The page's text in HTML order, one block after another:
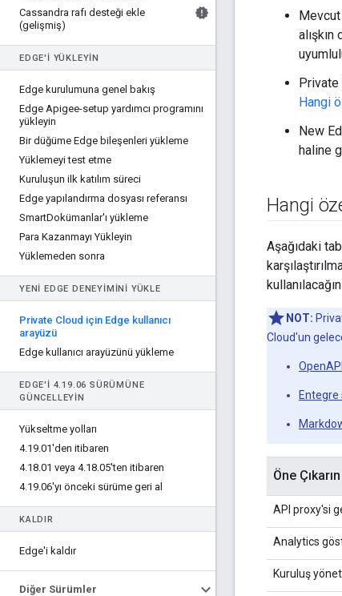
Cassandra rafı desteği ekle
(gelişmiş)
EDGE'I YÜKLEYIN
Edge kurulumuna genel bakış
Edge Apigee-setup yardımcı programını
yükleyin
Bir düğüme Edge bileşenleri yükleme
Yüklemeyi test etme
Kuruluşun ilk katılım süreci
Edge yapılandırma dosyası referansı
SmartDokümanlar'ı yükleme
Para Kazanmayı Yükleyin
Yüklemeden sonra
YENI EDGE DENEYIMINI YÜKLE
Private Cloud için Edge kullanıcı
arayüzü
Edge kullanıcı arayüzünü yükleme
EDGE'I 4.19.06 SÜRÜMÜNE
GÜNCELLEYIN
Yükseltme yolları
4.19.01'den itibaren
4.18.01 veya 4.18.05'ten itibaren
4.19.06'yı önceki sürüme geri al
KALDIR
Edge'i kaldır
Diğer Sürümler
Mevcut
Private
Hangi
New
haline
Hangi
Aşağıdaki
NOT:
Cloud'un
Öne Çıkarın
API proxy'si
Analytics
Kuruluş